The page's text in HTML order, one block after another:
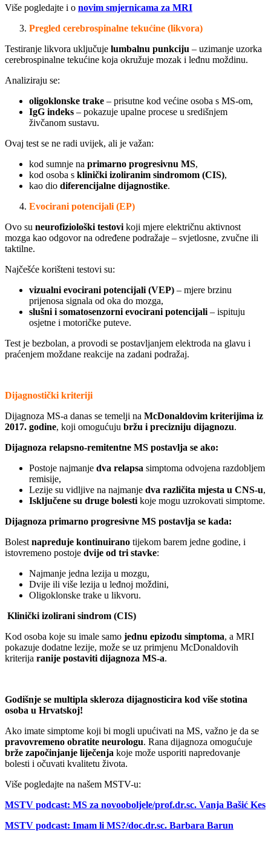
Više pogledajte i o novim smjernicama za MRI
Pregled cerebrospinalne tekućine (likvora)
Testiranje likvora uključuje lumbalnu punkciju – uzimanje uzorka
cerebrospinalne tekućine koja okružuje mozak i leđnu moždinu.
Analiziraju se:
oligoklonske trake – prisutne kod većine osoba s MS-om,
IgG indeks – pokazuje upalne procese u središnjem
živčanom sustavu.
Ovaj test se ne radi uvijek, ali je važan:
kod sumnje na primarno progresivnu MS,
kod osoba s klinički izoliranim sindromom (CIS),
kao dio diferencijalne dijagnostike.
Evocirani potencijali (EP)
Ovo su neurofiziološki testovi koji mjere električnu aktivnost
mozga kao odgovor na određene podražaje – svjetlosne, zvučne ili
taktilne.
Najčešće korišteni testovi su:
vizualni evocirani potencijali (VEP) – mjere brzinu
prijenosa signala od oka do mozga,
slušni i somatosenzorni evocirani potencijali – ispituju
osjetne i motoričke puteve.
Test je bezbolan, a provodi se postavljanjem elektroda na glavu i
praćenjem moždane reakcije na zadani podražaj.
Dijagnostički kriteriji
Dijagnoza MS-a danas se temelji na McDonaldovim kriterijima iz
2017. godine, koji omogućuju bržu i precizniju dijagnozu.
Dijagnoza relapsno-remitentne MS postavlja se ako:
Postoje najmanje dva relapsa simptoma odvojena razdobljem
remisije,
Lezije su vidljive na najmanje dva različita mjesta u CNS-u,
Isključene su druge bolesti koje mogu uzrokovati simptome.
Dijagnoza primarno progresivne MS postavlja se kada:
Bolest napreduje kontinuirano tijekom barem jedne godine, i
istovremeno postoje dvije od tri stavke:
Najmanje jedna lezija u mozgu,
Dvije ili više lezija u leđnoj moždini,
Oligoklonske trake u likvoru.
Klinički izolirani sindrom (CIS)
Kod osoba koje su imale samo jednu epizodu simptoma, a MRI
pokazuje dodatne lezije, može se uz primjenu McDonaldovih
kriterija ranije postaviti dijagnoza MS-a.
Godišnje se multipla skleroza dijagnosticira kod više stotina
osoba u Hrvatskoj!
Ako imate simptome koji bi mogli upućivati na MS, važno je da se
pravovremeno obratite neurologu. Rana dijagnoza omogućuje
brže započinjanje liječenja koje može usporiti napredovanje
bolesti i očuvati kvalitetu života.
Više pogledajte na našem MSTV-u:
MSTV podcast: MS za novooboljele/prof.dr.sc. Vanja Bašić Kes
MSTV podcast: Imam li MS?/doc.dr.sc. Barbara Barun